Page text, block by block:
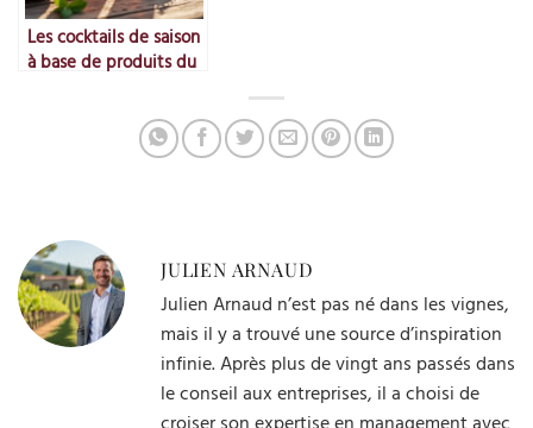
Les cocktails de saison
à base de produits du
JULIEN ARNAUD
Julien Arnaud n’est pas né dans les vignes,
mais il y a trouvé une source d’inspiration
infinie. Après plus de vingt ans passés dans
le conseil aux entreprises, il a choisi de